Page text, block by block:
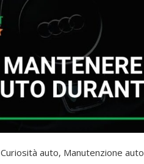
Curiosità auto, Manutenzione auto